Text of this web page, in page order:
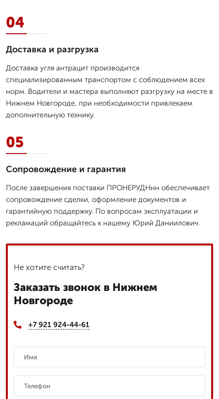
04
Доставка и разгрузка
Доставка угля антрацит производится
специализированным транспортом с соблюдением всех
норм. Водители и мастера выполняют разгрузку на месте в
Нижнем Новгороде, при необходимости привлекаем
дополнительную технику.
05
Сопровождение и гарантия
После завершения поставки ПРОНЕРУДНнн обеспечивает
сопровождение сделки, оформление документов и
гарантийную поддержку. По вопросам эксплуатации и
рекламаций обращайтесь к нашему Юрий Даниилович.
Не хотите считать?
Заказать звонок в Нижнем
Новгороде
+7 921 924-44-61